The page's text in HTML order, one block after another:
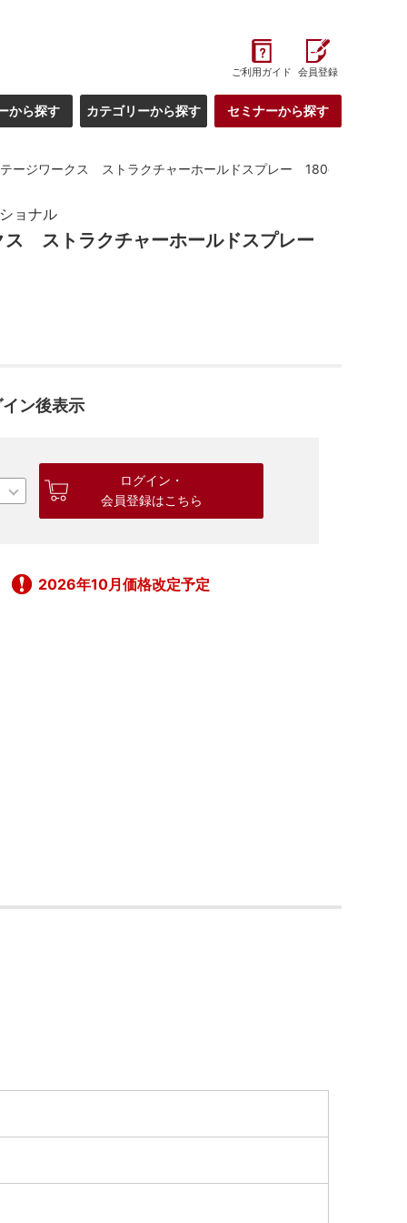
ご利用ガイド 会員登録
から探す カテゴリーから探す セミナーから探す
ージワークス ストラクチャーホールドスプレー 180g
ョナル
ス ストラクチャーホールドスプレー
ン後表示
ログイン・
会員登録はこちら
2026年10月価格改定予定